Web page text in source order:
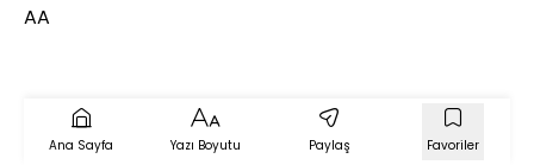
AA
Ana Sayfa Yazı Boyutu Paylaş Favoriler